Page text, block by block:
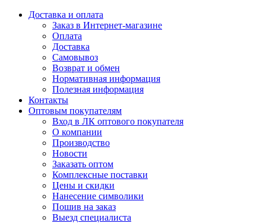
Доставка и оплата
Заказ в Интернет-магазине
Оплата
Доставка
Самовывоз
Возврат и обмен
Нормативная информация
Полезная информация
Контакты
Оптовым покупателям
Вход в ЛК оптового покупателя
О компании
Производство
Новости
Заказать оптом
Комплексные поставки
Цены и скидки
Нанесение символики
Пошив на заказ
Выезд специалиста